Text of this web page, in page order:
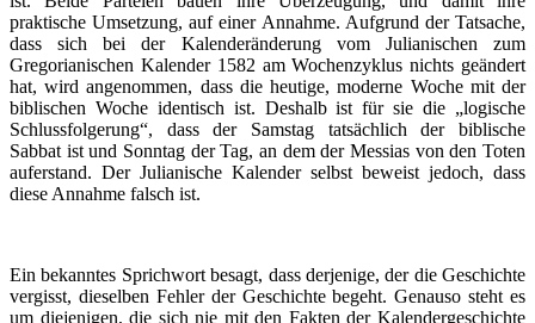
praktische Umsetzung, auf einer Annahme. Aufgrund der Tatsache,
dass sich bei der Kalenderänderung vom Julianischen zum
Gregorianischen Kalender 1582 am Wochenzyklus nichts geändert
hat, wird angenommen, dass die heutige, moderne Woche mit der
biblischen Woche identisch ist. Deshalb ist für sie die „logische
Schlussfolgerung“, dass der Samstag tatsächlich der biblische
Sabbat ist und Sonntag der Tag, an dem der Messias von den Toten
auferstand. Der Julianische Kalender selbst beweist jedoch, dass
diese Annahme falsch ist.
Ein bekanntes Sprichwort besagt, dass derjenige, der die Geschichte
vergisst, dieselben Fehler der Geschichte begeht. Genauso steht es
um diejenigen, die sich nie mit den Fakten der Kalendergeschichte